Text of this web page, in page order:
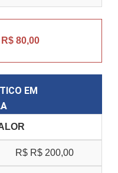
R$ 80,00
EM
R$ R$ 200,00